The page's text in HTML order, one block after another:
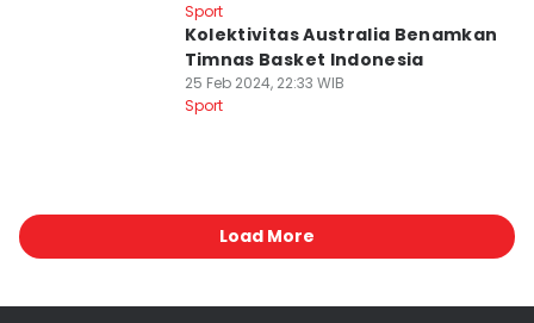
Sport
Kolektivitas Australia Benamkan
Timnas Basket Indonesia
25 Feb 2024, 22:33 WIB
Sport
Load More